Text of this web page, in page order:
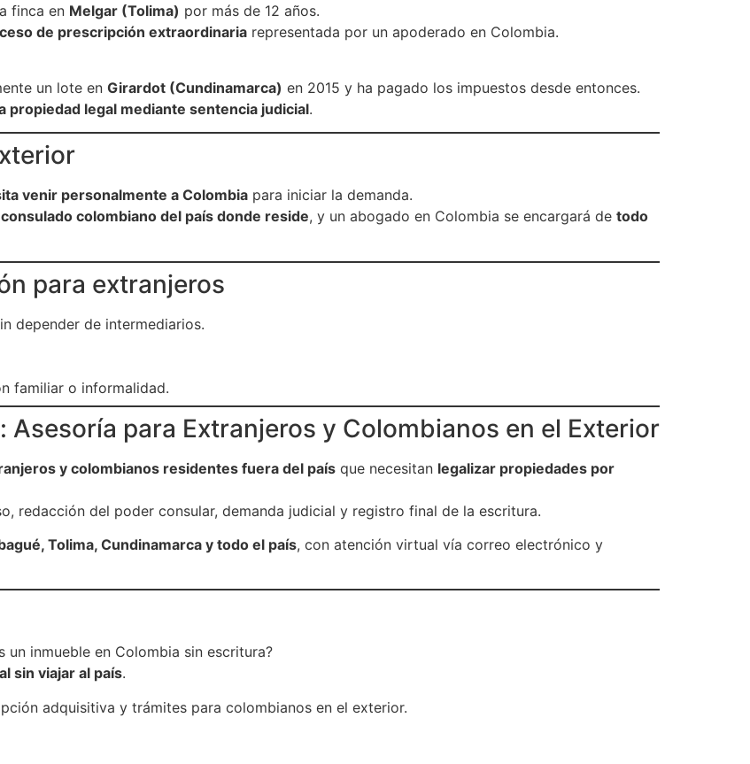
finca en Melgar (Tolima) por más de 12 años.
de prescripción extraordinaria representada por un apoderado en Colombia.
un lote en Girardot (Cundinamarca) en 2015 y ha pagado los impuestos desde entonces.
propiedad legal mediante sentencia judicial.
venir personalmente a Colombia para iniciar la demanda.
colombiano del país donde reside, y un abogado en Colombia se encargará de todo
para extranjeros
depender de intermediarios.
familiar o informalidad.
Asesoría para Extranjeros y Colombianos en el Exterior
y colombianos residentes fuera del país que necesitan legalizar propiedades por
redacción del poder consular, demanda judicial y registro final de la escritura.
Tolima, Cundinamarca y todo el país, con atención virtual vía correo electrónico y
inmueble en Colombia sin escritura?
sin viajar al país.
adquisitiva y trámites para colombianos en el exterior.